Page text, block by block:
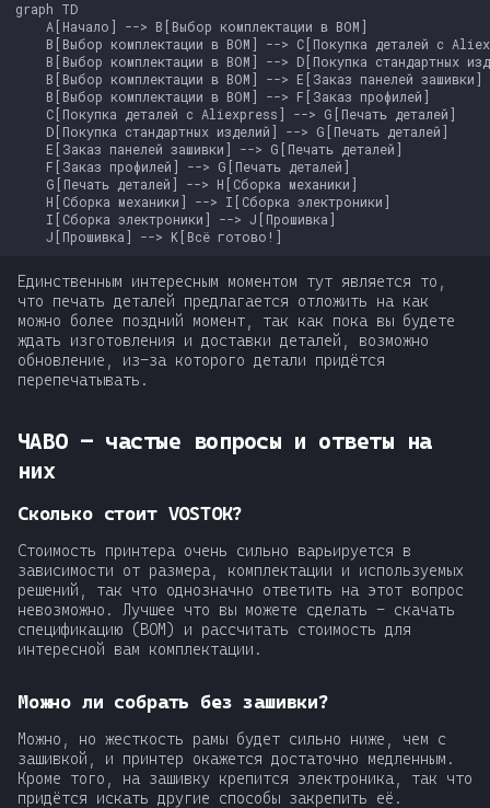
graph TD
    A[Начало] --> B[Выбор комплектации в BOM]
B[Выбор комплектации в BOM] --> C[Покупка деталей с
B[Выбор комплектации в BOM] --> D[Покупка стандартных
    B[Выбор комплектации в BOM] --> E[Заказ панелей зашивки]
    B[Выбор комплектации в BOM] --> F[Заказ профилей]
    C[Покупка деталей с Aliexpress] --> G[Печать деталей]
    D[Покупка стандартных изделий] --> G[Печать деталей]
    E[Заказ панелей зашивки] --> G[Печать деталей]
    F[Заказ профилей] --> G[Печать деталей]
    G[Печать деталей] --> H[Сборка механики]
    H[Сборка механики] --> I[Сборка электроники]
    I[Сборка электроники] --> J[Прошивка]
    J[Прошивка] --> K[Всё готово!]
Единственным интересным моментом тут является то,
что печать деталей предлагается отложить на как
можно более поздний момент, так как пока вы будете
ждать изготовления и доставки деталей, возможно
обновление, из-за которого детали придётся
перепечатывать.
ЧАВО - частые вопросы и ответы на
них
Сколько стоит VOSTOK?
Стоимость принтера очень сильно варьируется в
зависимости от размера, комплектации и используемых
решений, так что однозначно ответить на этот вопрос
невозможно. Лучшее что вы можете сделать - скачать
спецификацию (BOM) и рассчитать стоимость для
интересной вам комплектации.
Можно ли собрать без зашивки?
Можно, но жесткость рамы будет сильно ниже, чем с
зашивкой, и принтер окажется достаточно медленным.
Кроме того, на зашивку крепится электроника, так что
придётся искать другие способы закрепить её.